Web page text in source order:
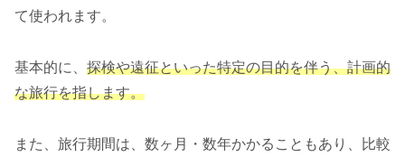
て使われます。
基本的に、 探検や遠征といった特定の目的を伴う、計画的
な旅行を指します。
また、旅行期間は、数ヶ月・数年かかることもあり、比較